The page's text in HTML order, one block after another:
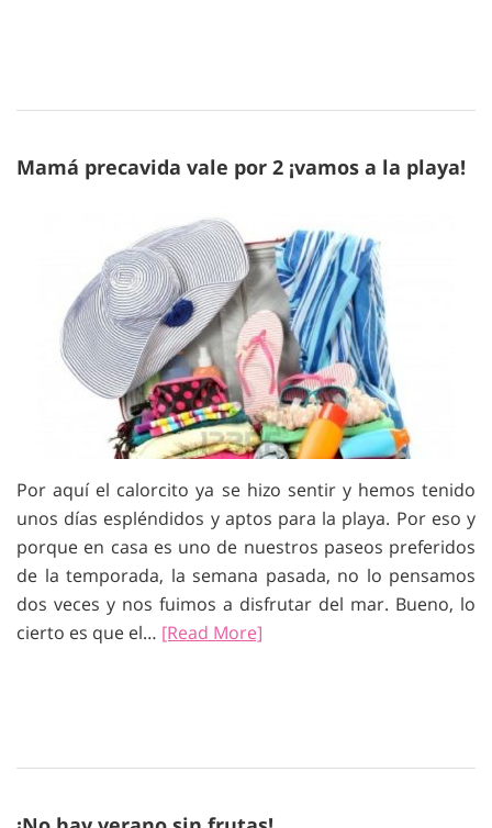
Mamá precavida vale por 2 ¡vamos a la playa!
Por aquí el calorcito ya se hizo sentir y hemos tenido
unos días espléndidos y aptos para la playa. Por eso y
porque en casa es uno de nuestros paseos preferidos
de la temporada, la semana pasada, no lo pensamos
dos veces y nos fuimos a disfrutar del mar. Bueno, lo
cierto es que el… [Read More]